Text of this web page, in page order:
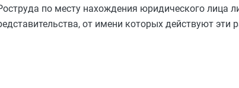
по месту нахождения юридического лица
от имени которых действуют эти